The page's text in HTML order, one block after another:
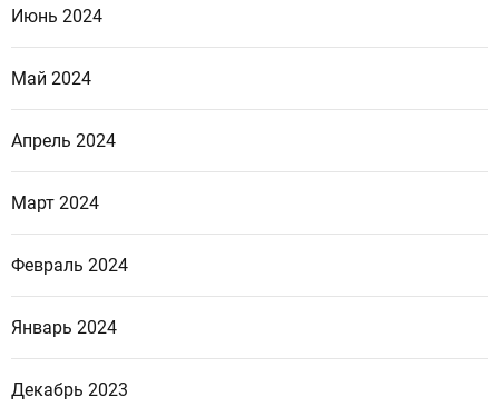
Июнь 2024
Май 2024
Апрель 2024
Март 2024
Февраль 2024
Январь 2024
Декабрь 2023